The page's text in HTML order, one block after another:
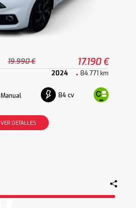
19.990 € 17.190 €
2024 84.771 km
Manual 84 cv
VER DETALLES